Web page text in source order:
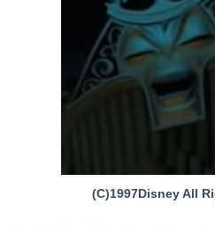
(C)1997Disney All